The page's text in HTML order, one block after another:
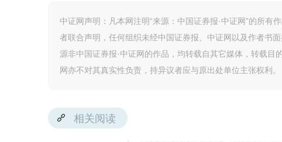
中证网声明：凡本网注明“来源：中国证券报·中证网”的所有
者联合声明，任何组织未经中国证券报、中证网以及作者书
源非中国证券报·中证网的作品，均转载自其它媒体，转载
网亦不对其真实性负责，持异议者应与原出处单位主张权利。
相关阅读